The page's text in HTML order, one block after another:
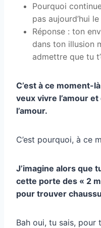
Pourquoi
pas aujourd’hui
Réponse : ton
dans ton illusion
admettre que tu
C’est à ce moment-
veux vivre l’amour
l’amour.
C’est pourquoi, à ce
J’imagine alors que
cette porte des « 2
pour trouver
Bah oui, tu sais, pour